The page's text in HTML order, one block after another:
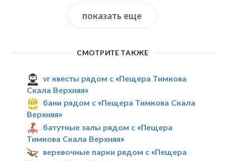
показать еще
СМОТРИТЕ ТАКЖЕ
vr квесты рядом с «Пещера Тимкова
Скала Верхняя»
бани рядом с «Пещера Тимкова Скала
Верхняя»
батутные залы рядом с «Пещера
Тимкова Скала Верхняя»
веревочные парки рядом с «Пещера